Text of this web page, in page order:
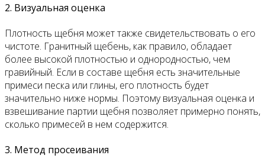
2. Визуальная оценка
Плотность щебня может также свидетельствовать о его
чистоте. Гранитный щебень, как правило, обладает
более высокой плотностью и однородностью, чем
гравийный. Если в составе щебня есть значительные
примеси песка или глины, его плотность будет
значительно ниже нормы. Поэтому визуальная оценка и
взвешивание партии щебня позволяет примерно понять,
сколько примесей в нем содержится.
3. Метод просеивания